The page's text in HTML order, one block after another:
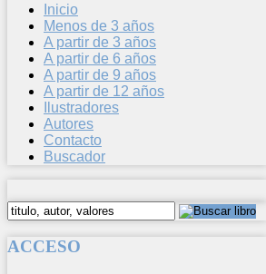
Inicio
Menos de 3 años
A partir de 3 años
A partir de 6 años
A partir de 9 años
A partir de 12 años
Ilustradores
Autores
Contacto
Buscador
ACCESO